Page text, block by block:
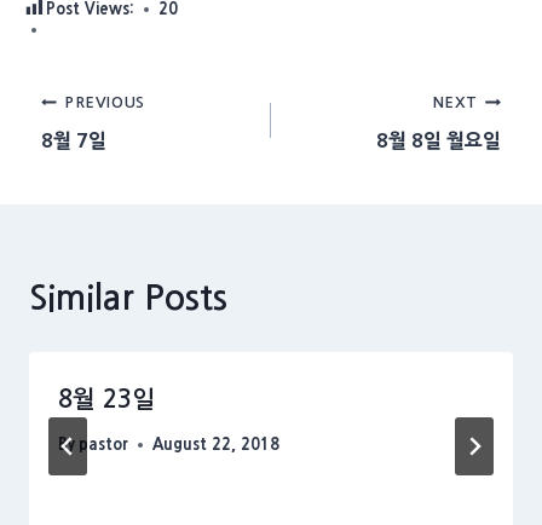
Post Views: 20
Post
navigation
PREVIOUS
8월 7일
NEXT
8월 8일 월요일
Similar Posts
8월 23일
By pastor August 22, 2018